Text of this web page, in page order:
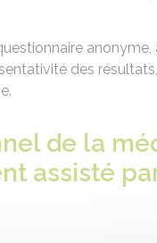
des
de la
assisté